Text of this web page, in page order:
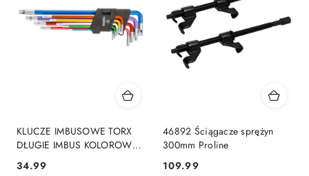
KLUCZE IMBUSOWE TORX
DŁUGIE IMBUS KOLOROWE
IMBUS 9 SZTUKT10-T50
TOPEX 35D969
34.99
46892 Ściągacze sprężyn
300mm Proline
109.99